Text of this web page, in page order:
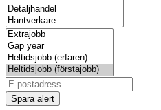
Spara alert